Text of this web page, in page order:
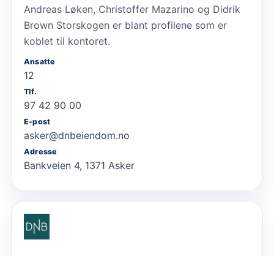
Andreas Løken, Christoffer Mazarino og Didrik
Brown Storskogen er blant profilene som er
koblet til kontoret.
Ansatte
12
Tlf.
97 42 90 00
E-post
asker@dnbeiendom.no
Adresse
Bankveien 4, 1371 Asker